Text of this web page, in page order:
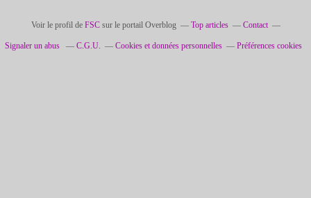
Voir le profil de FSCsur le portail Overblog Top articles Contact
Signaler un abus C.G.U. Cookies et données personnelles Préférences cookies